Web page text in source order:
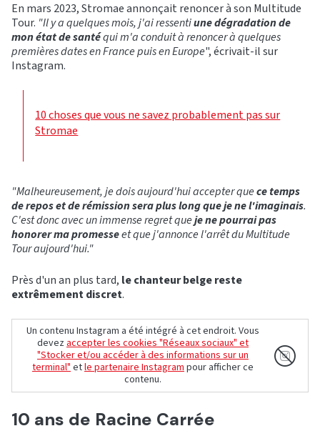
En mars 2023, Stromae annonçait renoncer à son Multitude
Tour. "Il y a quelques mois, j'ai ressentiune dégradation de
mon état de santéqui m'a conduit à renoncer à quelques
premières dates en France puis en Europe", écrivait-il sur
Instagram.
10 choses que vous ne savez probablement pas sur
Stromae
"Malheureusement, je dois aujourd'hui accepter quece temps
de repos et de rémission sera plus long que je ne l'imaginais.
C'est donc avec un immense regret queje ne pourrai pas
honorer ma promesseet que j'annonce l'arrêt du Multitude
Tour aujourd'hui."
Près d'un an plus tard, le chanteur belge reste
extrêmement discret.
Un contenu Instagram a été intégré à cet endroit. Vous
devezaccepter les cookies "Réseaux sociaux" et
"Stocker et/ou accéder à des informations sur un
terminal"etle partenaire Instagrampour afficher ce
contenu.
10 ans de Racine Carrée